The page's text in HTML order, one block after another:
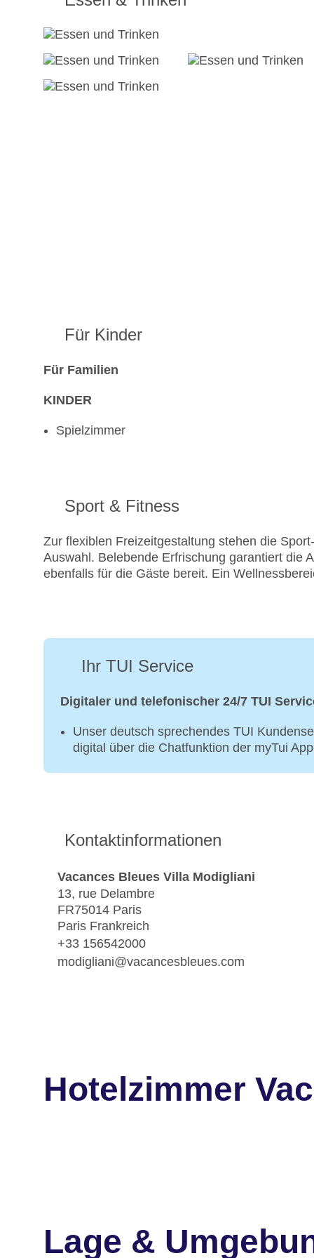
Für Kinder
Für Familien
KINDER
Spielzimmer
Sport & Fitness
Zur flexiblen Freizeitgestaltung stehen die
Auswahl. Belebende Erfrischung garantiert die
ebenfalls für die Gäste bereit. Ein
Ihr TUI Service
Digitaler und telefonischer 24/7 TUI
Unser deutsch sprechendes TUI
digital über die Chatfunktion der myTui
Kontaktinformationen
Vacances Bleues Villa Modigliani
13, rue Delambre
FR75014 Paris
Paris Frankreich
+33 156542000
modigliani@vacancesbleues.com
Hotelzimmer
Lage &